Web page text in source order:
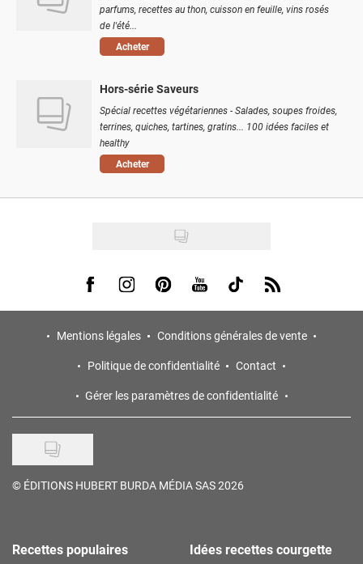
parfums, recettes au thon, cuisson en feuille, vins rosés
de l'été...
Acheter
Hors-série Saveurs
Spécial recettes végétariennes - Salades, soupes froides,
terrines, quiches, tartines, gratins... 100 idées faciles et
healthy
Acheter
Visit us on Facebook
Visit us on Instagram
Visit us on Pinterest
Visit us on Youtube
Visit us on Tiktok
Visit us on Rss
Mentions légales
Conditions générales de vente
Politique de confidentialité
Contact
Gérer les paramètres de confidentialité
© ÉDITIONS HUBERT BURDA MÉDIA SAS 2026
Recettes populaires Idées recettes courgette